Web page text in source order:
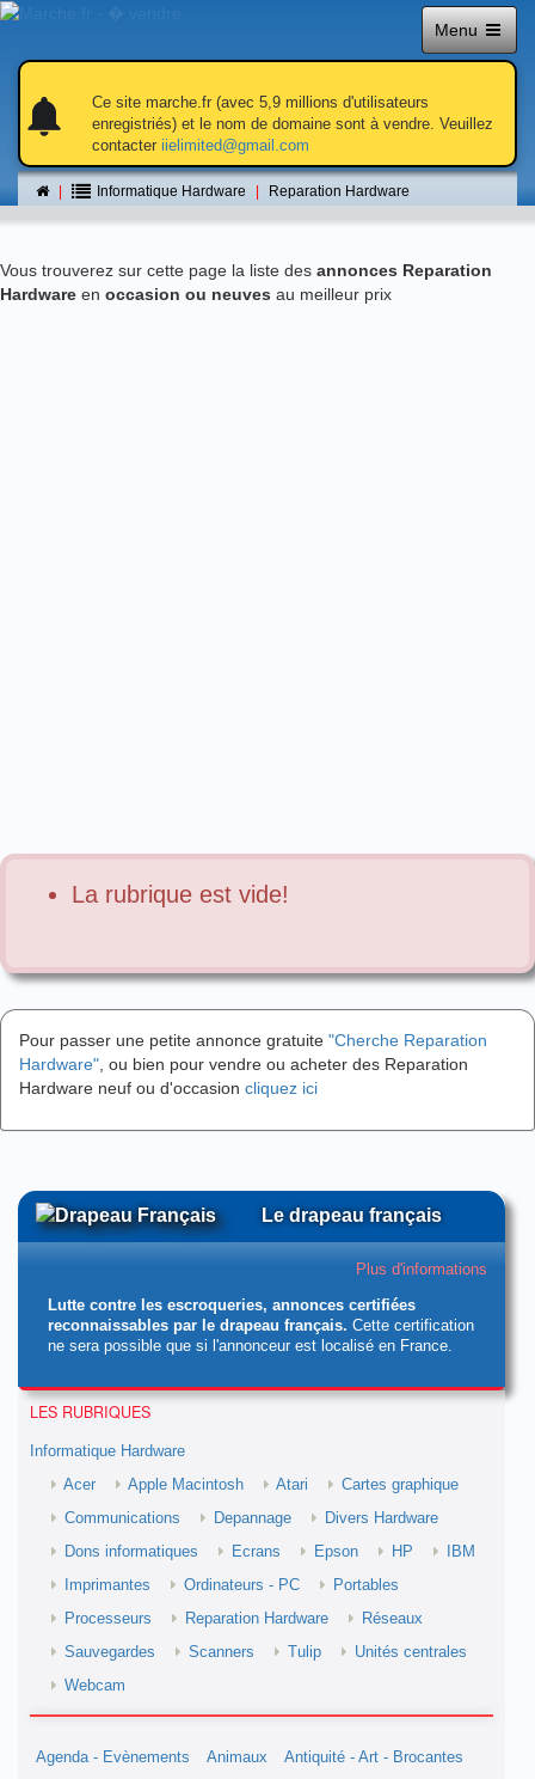
Menu
notifications
notifications
Ce site marche.fr (avec 5,9 millions d'utilisateurs
enregistriés) et le nom de domaine sont à vendre. Veuillez
contacter iielimited@gmail.com
Informatique Hardware Reparation Hardware
Reparation Hardware
Vous trouverez sur cette page la liste des annonces Reparation
Hardware en occasion ou neuves au meilleur prix
La rubrique est vide!
Pour passer une petite annonce gratuite "Cherche Reparation
Hardware" , ou bien pour vendre ou acheter des Reparation
Hardware neuf ou d'occasion cliquez ici
Le drapeau français
Plus d'informations
Lutte contre les escroqueries, annonces certifiées
reconnaissables par le drapeau français. Cette certification
ne sera possible que si l'annonceur est localisé en France.
LES RUBRIQUES
Informatique Hardware
Acer
Apple Macintosh Atari
Cartes graphique
Communications
Depannage
Divers Hardware
Dons informatiques
Ecrans Epson HP
IBM
Imprimantes
Ordinateurs - PC
Portables
Processeurs
Reparation Hardware
Réseaux
Sauvegardes
Scanners Tulip
Unités centrales
Webcam
Agenda - Evènements Animaux
Antiquité - Art - Brocantes